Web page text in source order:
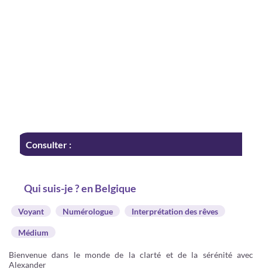
Consulter :
Qui suis-je ? en Belgique
Voyant Numérologue Interprétation des rêves
Médium
Bienvenue dans le monde de la clarté et de la sérénité avec
Alexander